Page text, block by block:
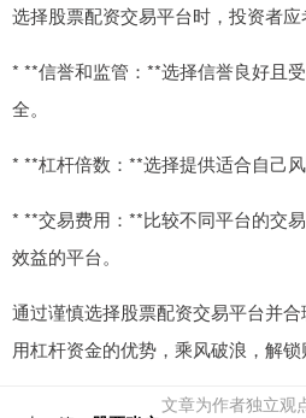
选择股票配资交易平台时，投资者应
* **信誉和监管：**选择信誉良好且
全。
* **杠杆倍数：**选择提供适合自己
* **交易费用：**比较不同平台的交
效益的平台。
通过谨慎选择股票配资交易平台并
用杠杆资金的优势，乘风破浪，解锁
文章为作者独立观